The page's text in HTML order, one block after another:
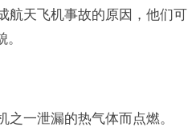
航天飞机事故的原因，他们可
一泄漏的热气体而点燃。